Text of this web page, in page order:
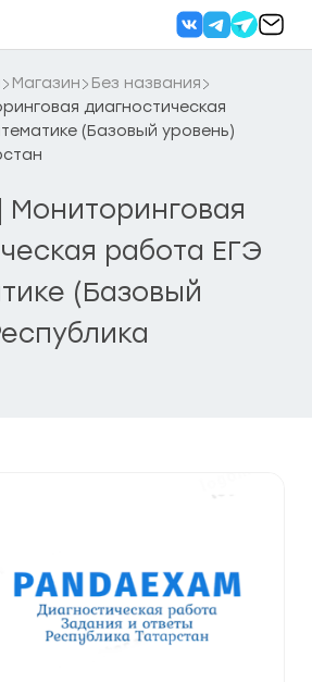
Магазин
Без названия
диагностическая
(Базовый уровень)
Мониторинговая
работа ЕГЭ
(Базовый